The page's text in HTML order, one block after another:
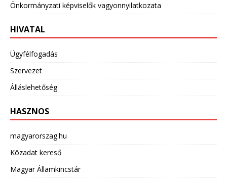
Önkormányzati képviselők vagyonnyilatkozata
HIVATAL
Ügyfélfogadás
Szervezet
Álláslehetőség
HASZNOS
magyarorszag.hu
Közadat kereső
Magyar Államkincstár